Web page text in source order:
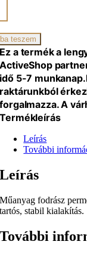
teszem
Ez a termék a
ActiveShop
idő 5-7 munkanap.
raktárunkból
forgalmazza. A
Termékleírás
Leírás
További
Leírás
Műanyag fodrász
tartós, stabil kialakítás.
További